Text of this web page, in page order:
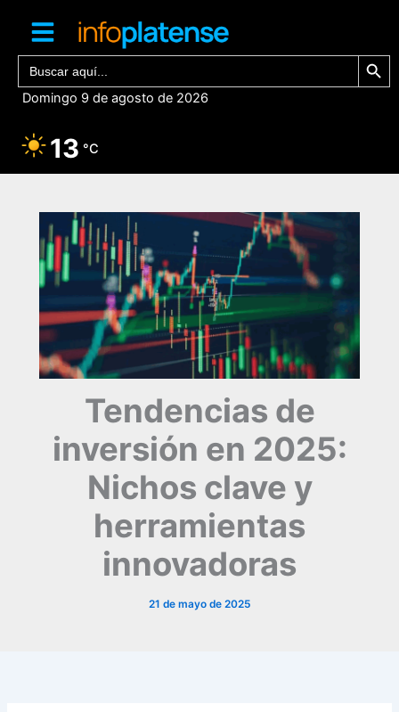
contenido
Buscar: Botón de
Domingo 9 de agosto de 2026
13 °C
Tendencias de
inversión en 2025:
Nichos clave y
herramientas
innovadoras
21 de mayo de 2025